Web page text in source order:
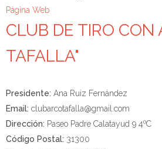
Página Web
CLUB DE TIRO CON
TAFALLA"
Presidente: Ana Ruiz Fernández
Email: clubarcotafalla@gmail.com
Dirección: Paseo Padre Calatayud 9 4ºC
Código Postal: 31300